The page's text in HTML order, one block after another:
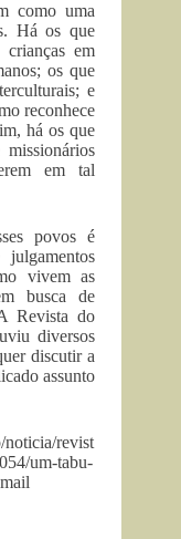
como uma
Há os que
em
os que
e
reconhece
há os que
em tal
povos é
vivem as
busca de
Revista do
diversos
discutir a
assunto
noticia/revist
um-tabu-